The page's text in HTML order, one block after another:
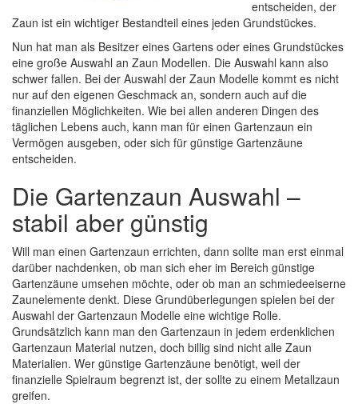
entscheiden, der
Zaun ist ein wichtiger Bestandteil eines jeden Grundstückes.
Nun hat man als Besitzer eines Gartens oder eines Grundstückes
eine große Auswahl an Zaun Modellen. Die Auswahl kann also
schwer fallen. Bei der Auswahl der Zaun Modelle kommt es nicht
nur auf den eigenen Geschmack an, sondern auch auf die
finanziellen Möglichkeiten. Wie bei allen anderen Dingen des
täglichen Lebens auch, kann man für einen Gartenzaun ein
Vermögen ausgeben, oder sich für günstige Gartenzäune
entscheiden.
Die Gartenzaun Auswahl –
stabil aber günstig
Will man einen Gartenzaun errichten, dann sollte man erst einmal
darüber nachdenken, ob man sich eher im Bereich günstige
Gartenzäune umsehen möchte, oder ob man an schmiedeeiserne
Zaunelemente denkt. Diese Grundüberlegungen spielen bei der
Auswahl der Gartenzaun Modelle eine wichtige Rolle.
Grundsätzlich kann man den Gartenzaun in jedem erdenklichen
Gartenzaun Material nutzen, doch billig sind nicht alle Zaun
Materialien. Wer günstige Gartenzäune benötigt, weil der
finanzielle Spielraum begrenzt ist, der sollte zu einem Metallzaun
greifen.